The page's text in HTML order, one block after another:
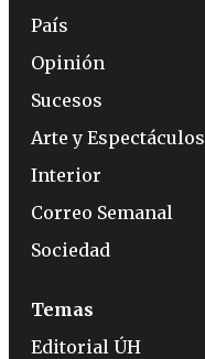
País
Opinión
Sucesos
Arte y Espectáculos
Interior
Correo Semanal
Sociedad
Temas
Editorial ÚH